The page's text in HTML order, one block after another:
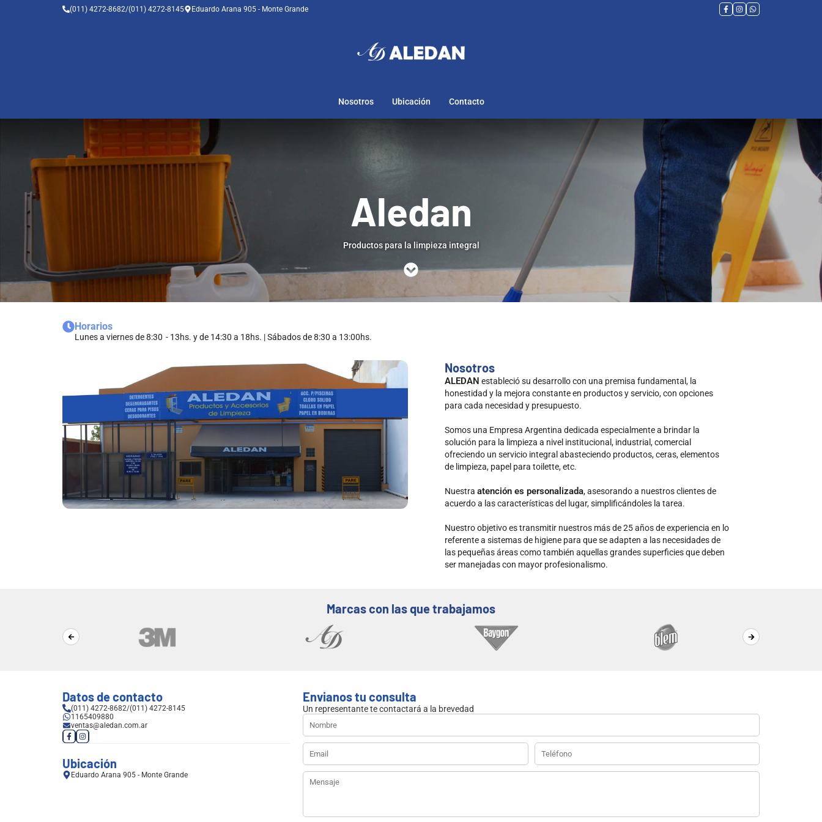
(011) 4272-8682/(011) 4272-8145 Eduardo Arana 905 - Monte Grande
Nosotros Ubicación Contacto
Aledan
Productos para la limpieza integral
Aledan
Productos para la limpieza integral
Aledan
Productos para la limpieza integral
Aledan
Productos para la limpieza integral
Horarios
Lunes a viernes de 8:30 - 13hs. y de 14:30 a 18hs. | Sábados de 8:30 a 13:00hs.
Nosotros
ALEDAN estableció su desarrollo con una premisa fundamental, la
honestidad y la mejora constante en productos y servicio, con opciones
para cada necesidad y presupuesto.
Somos una Empresa Argentina dedicada especialmente a brindar la
solución para la limpieza a nivel institucional, industrial, comercial
ofreciendo un servicio integral abasteciendo productos, ceras, elementos
de limpieza, papel para toilette, etc.
Nuestra atención es personalizada, asesorando a nuestros clientes de
acuerdo a las características del lugar, simplificándoles la tarea.
Nuestro objetivo es transmitir nuestros más de 25 años de experiencia en lo
referente a sistemas de higiene para que se adapten a las necesidades de
las pequeñas áreas como también aquellas grandes superficies que deben
ser manejadas con mayor profesionalismo.
Marcas con las que trabajamos
Datos de contacto
(011) 4272-8682/(011) 4272-8145
1165409880
ventas@aledan.com.ar
Ubicación
Eduardo Arana 905 - Monte Grande
Envianos tu consulta
Un representante te contactará a la brevedad